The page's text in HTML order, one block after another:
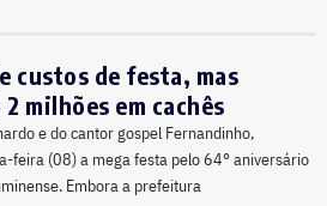
custos de festa, mas
milhões em cachês
e do cantor gospel Fernandinho,
feira (08) a mega festa pelo 64° aniversário
Embora a prefeitura